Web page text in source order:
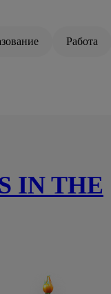
Работа
IN THE